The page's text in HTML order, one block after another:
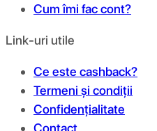
Cum îmi fac cont?
Link-uri utile
Ce este cashback?
Termeni și condiții
Confidențialitate
Contact